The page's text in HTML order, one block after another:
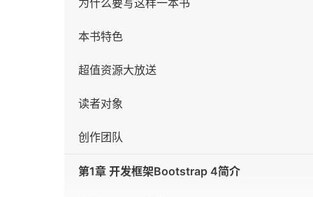
为什么要写这样一本书
本书特色
超值资源大放送
读者对象
创作团队
第1章 开发框架Bootstrap 4简介